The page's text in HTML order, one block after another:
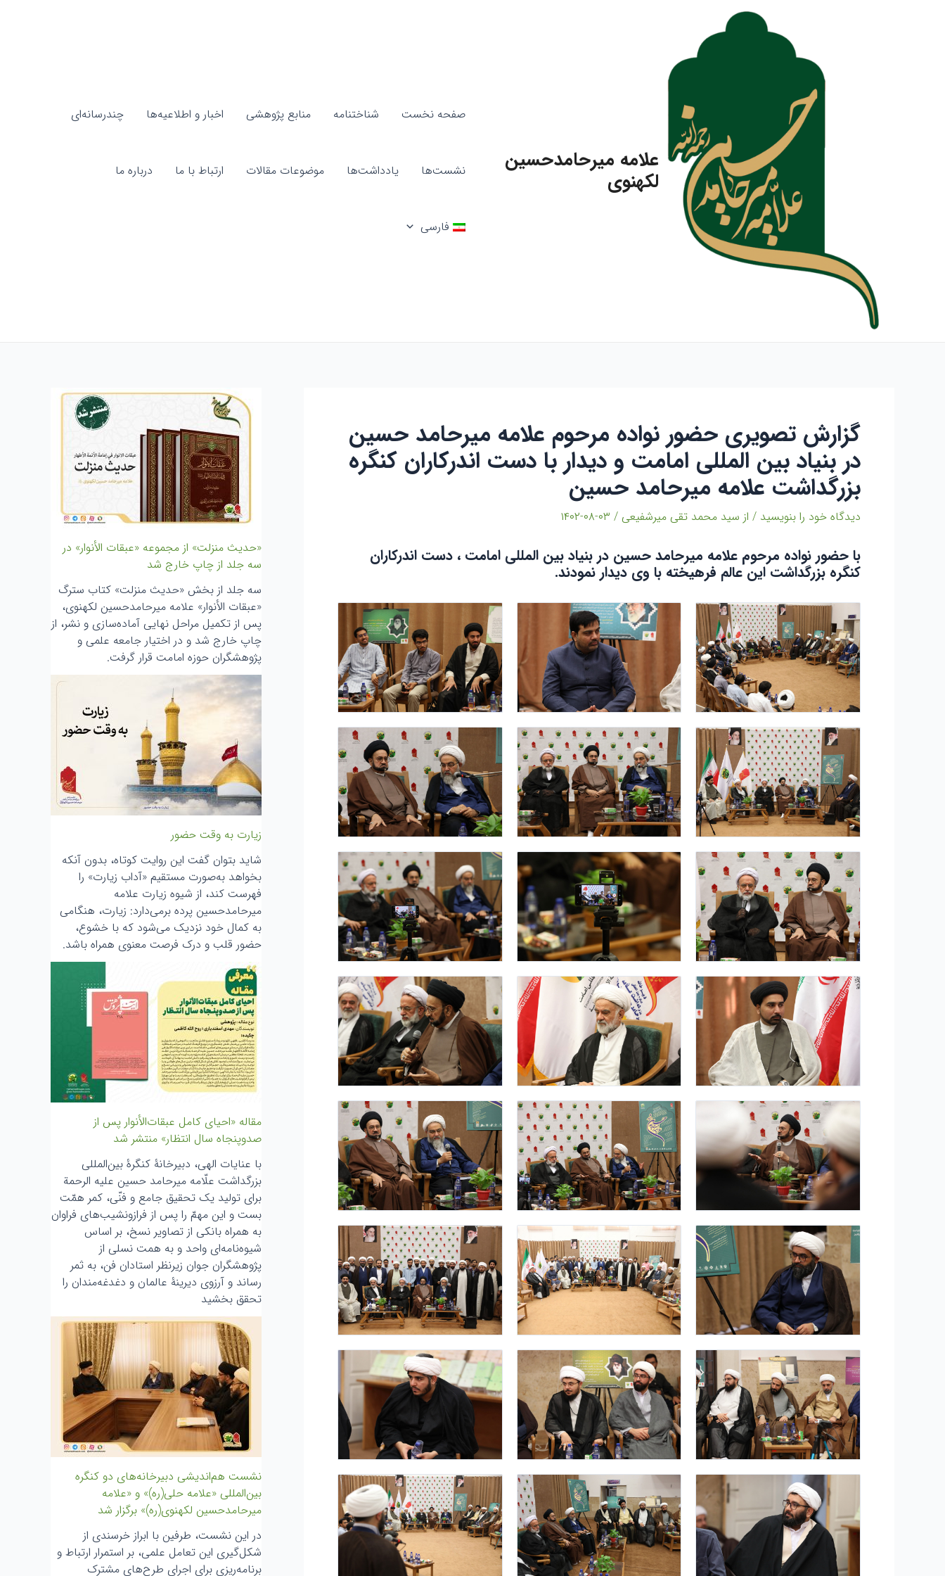
علامه میرحامدحسین
لکهنوی
صفحه نخست شناختنامه منابع پژوهشی اخبار و اطلاعیه‌ها چندرسانه‌ای
نشست‌ها یادداشت‌ها موضوعات مقالات ارتباط با ما درباره ما
فارسی
گزارش تصویری حضور نواده مرحوم علامه میرحامد حسین
در بنیاد بین المللی امامت و دیدار با دست اندرکاران کنگره
بزرگداشت علامه میرحامد حسین
دیدگاه‌ خود را بنویسید / از سید محمد تقی میرشفیعی / ۰۳-۰۸-۱۴۰۲
با حضور نواده مرحوم علامه میرحامد حسین در بنیاد بین المللی امامت ، دست اندرکاران
کنگره بزرگداشت این عالم فرهیخته با وی دیدار نمودند.
«حدیث منزلت» از مجموعه «عبقات الأنوار» در
سه جلد از چاپ خارج شد
سه جلد از بخش «حدیث منزلت» کتاب سترگ
«عبقات الأنوار» علامه میرحامدحسین لکهنوی،
پس از تکمیل مراحل نهایی آماده‌سازی و نشر، از
چاپ خارج شد و در اختیار جامعه علمی و
پژوهشگران حوزه امامت قرار گرفت.
زیارت به وقت حضور
شاید بتوان گفت این روایت کوتاه، بدون آنکه
بخواهد به‌صورت مستقیم «آداب زیارت» را
فهرست کند، از شیوه زیارت علامه
میرحامدحسین پرده برمی‌دارد: زیارت، هنگامی
به کمال خود نزدیک می‌شود که با خشوع،
حضور قلب و درک فرصت معنوی همراه باشد.
مقاله «احیای کامل عبقات‌الأنوار پس از
صد‌و‌پنجاه سال انتظار» منتشر شد
با عنایات الهی، دبیرخانۀ کنگرۀ بین‌المللی
بزرگداشت علّامه میرحامد حسین علیه الرحمة
برای تولید یک تحقیق جامع و فنّی، کمر همّت
بست و این مهمّ را پس از فراز‌و‌نشیب‌های فراوان
به همراه بانکی از تصاویر نسخ، بر اساس
شیوه‌نامه‌ای واحد و به همت نسلی از
پژوهشگران جوان زیرنظر استادان فن، به ثمر
رساند و آرزوی دیرینۀ عالمان و دغدغه‌مندان را
تحقق بخشید
نشست هم‌اندیشی دبیرخانه‌های دو کنگره
بین‌المللی «علامه حلی(ره)» و «علامه
میرحامدحسین لکهنوی(ره)» برگزار شد
در این نشست، طرفین با ابراز خرسندی از
شکل‌گیری این تعامل علمی، بر استمرار ارتباط و
برنامه‌ریزی برای اجرای طرح‌های مشترک